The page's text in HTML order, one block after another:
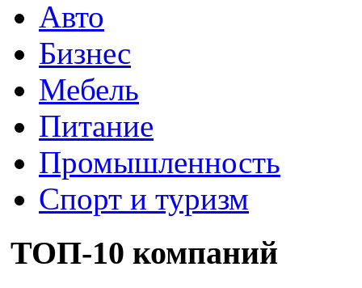
Авто
Бизнес
Мебель
Питание
Промышленность
Спорт и туризм
ТОП-10 компаний